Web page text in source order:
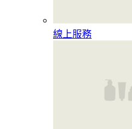
線上服務